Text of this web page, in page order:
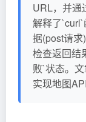
URL，并通
解释了
据(post请
检查返回结
败`状态。
实现地图